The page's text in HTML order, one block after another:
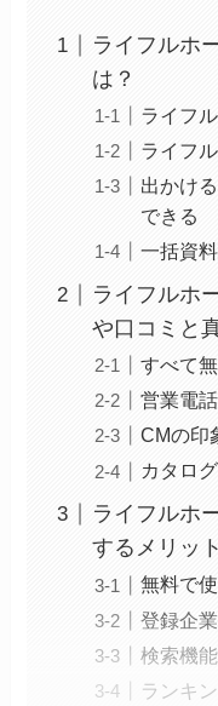
ライフルホ
は？
ライフ
ライフ
出かけ
できる
一括資
ライフルホ
や口コミと
すべて
営業電
CMの印
カタロ
ライフルホ
するメリット
無料で
登録企
検索機
ランキ